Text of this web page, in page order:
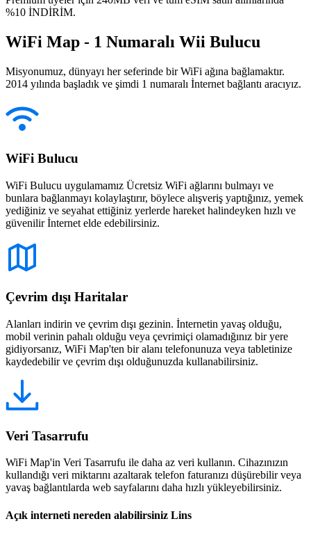
%10 İNDİRİM.
WiFi Map - 1 Numaralı Wii Bulucu
Misyonumuz, dünyayı her seferinde bir WiFi ağına bağlamaktır.
2014 yılında başladık ve şimdi 1 numaralı İnternet bağlantı aracıyız.
WiFi Bulucu
WiFi Bulucu uygulamamız Ücretsiz WiFi ağlarını bulmayı ve
bunlara bağlanmayı kolaylaştırır, böylece alışveriş yaptığınız, yemek
yediğiniz ve seyahat ettiğiniz yerlerde hareket halindeyken hızlı ve
güvenilir İnternet elde edebilirsiniz.
Çevrim dışı Haritalar
Alanları indirin ve çevrim dışı gezinin. İnternetin yavaş olduğu,
mobil verinin pahalı olduğu veya çevrimiçi olamadığınız bir yere
gidiyorsanız, WiFi Map'ten bir alanı telefonunuza veya tabletinize
kaydedebilir ve çevrim dışı olduğunuzda kullanabilirsiniz.
Veri Tasarrufu
WiFi Map'in Veri Tasarrufu ile daha az veri kullanın. Cihazınızın
kullandığı veri miktarını azaltarak telefon faturanızı düşürebilir veya
yavaş bağlantılarda web sayfalarını daha hızlı yükleyebilirsiniz.
Açık interneti nereden alabilirsiniz Lins